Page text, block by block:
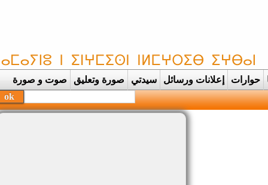
حوارات إعلانات ورسائل سيدتي صورة وتعليق صوت و صورة